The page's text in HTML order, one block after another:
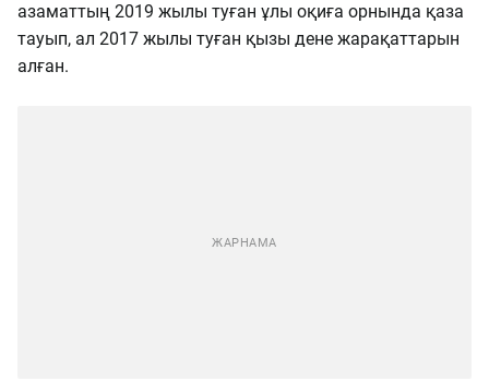
азаматтың 2019 жылы туған ұлы оқиға орнында қаза
тауып, ал 2017 жылы туған қызы дене жарақаттарын
алған.